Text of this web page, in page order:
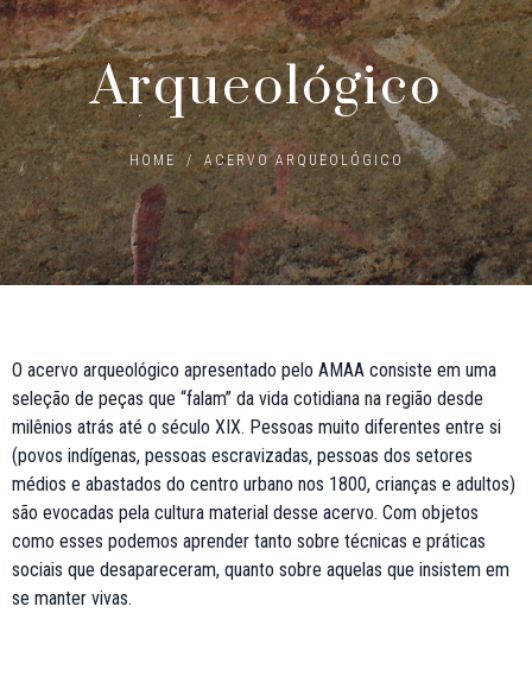
Arqueológico
HOME / ACERVO ARQUEOLÓGICO
O acervo arqueológico apresentado pelo AMAA consiste em uma
seleção de peças que “falam” da vida cotidiana na região desde
milênios atrás até o século XIX. Pessoas muito diferentes entre si
(povos indígenas, pessoas escravizadas, pessoas dos setores
médios e abastados do centro urbano nos 1800, crianças e adultos)
são evocadas pela cultura material desse acervo. Com objetos
como esses podemos aprender tanto sobre técnicas e práticas
sociais que desapareceram, quanto sobre aquelas que insistem em
se manter vivas.